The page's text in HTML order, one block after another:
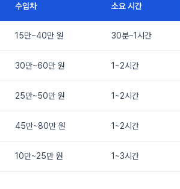
수입차 소요 시간
15만~40만 원 30분~1시간
30만~60만 원 1~2시간
25만~50만 원 1~2시간
45만~80만 원 1~2시간
10만~25만 원 1~3시간